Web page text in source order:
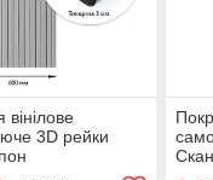
вінілове
3D рейки